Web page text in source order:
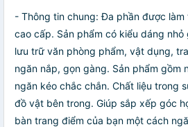
- Thông tin chung: Đa phần được làm
cao cấp. Sản phẩm có kiểu dáng
lưu trữ văn phòng phẩm, vật dụng,
ngăn nắp, gọn gàng. Sản phẩm gồm
ngăn kéo chắc chắn. Chất liệu trong
đồ vật bên trong. Giúp sắp xếp góc
bàn trang điểm của bạn một cách